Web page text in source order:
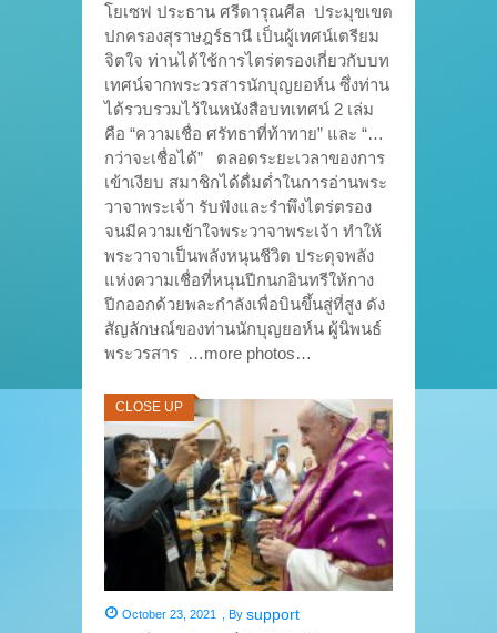
โยเซฟ ประธาน ศรีดารุณศีล ประมุขเขต
ปกครองสุราษฎร์ธานี เป็นผู้เทศน์เตรียม
จิตใจ ท่านได้ใช้การไตร่ตรองเกี่ยวกับบท
เทศน์จากพระวรสารนักบุญยอห์น ซึ่งท่าน
ได้รวบรวมไว้ในหนังสือบทเทศน์ 2 เล่ม
คือ “ความเชื่อ ศรัทธาที่ท้าทาย” และ “…
กว่าจะเชื่อได้” ตลอดระยะเวลาของการ
เข้าเงียบ สมาชิกได้ดื่มด่ำในการอ่านพระ
วาจาพระเจ้า รับฟังและรำพึงไตร่ตรอง
จนมีความเข้าใจพระวาจาพระเจ้า ทำให้
พระวาจาเป็นพลังหนุนชีวิต ประดุจพลัง
แห่งความเชื่อที่หนุนปีกนกอินทรีให้กาง
ปีกออกด้วยพละกำลังเพื่อบินขึ้นสู่ที่สูง ดัง
สัญลักษณ์ของท่านนักบุญยอห์น ผู้นิพนธ์
พระวรสาร …more photos…
CLOSE UP
October 23, 2021 By support